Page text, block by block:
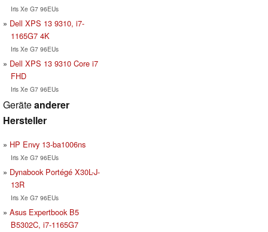
Iris Xe G7 96EUs
Dell XPS 13 9310, i7-
1165G7 4K
Iris Xe G7 96EUs
Dell XPS 13 9310 Core i7
FHD
Iris Xe G7 96EUs
Geräteanderer
Hersteller
HP Envy 13-ba1006ns
Iris Xe G7 96EUs
Dynabook Portégé X30L-J-
13R
Iris Xe G7 96EUs
Asus Expertbook B5
B5302C, i7-1165G7